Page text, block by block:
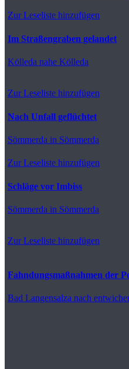
Zur Leseliste hinzufügen
Im Straßengraben gelandet
Kölleda nahe Kölleda
Zur Leseliste hinzufügen
Nach Unfall geflüchtet
Sömmerda in Sömmerda
Zur Leseliste hinzufügen
Schläge vor Imbiss
Sömmerda in Sömmerda
Zur Leseliste hinzufügen
Fahndungsmaßnahmen der
Bad Langensalza nach